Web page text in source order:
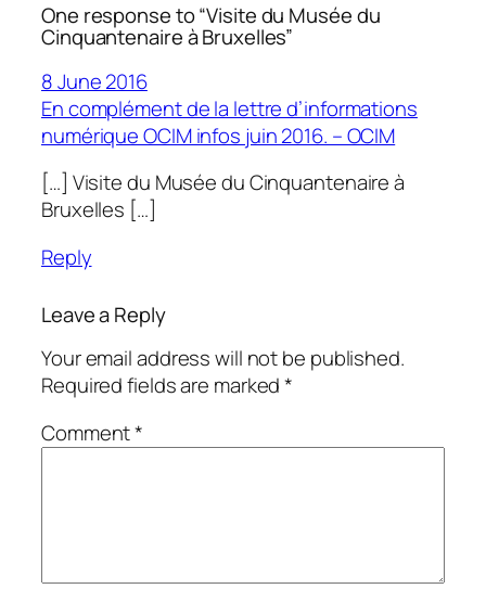
One response to “Visite du Musée du
Cinquantenaire à Bruxelles”
8 June 2016
En complément de la lettre d’informations
numérique OCIM infos juin 2016. – OCIM
[…] Visite du Musée du Cinquantenaire à
Bruxelles […]
Reply
Leave a Reply
Your email address will not be published.
Required fields are marked*
Comment*